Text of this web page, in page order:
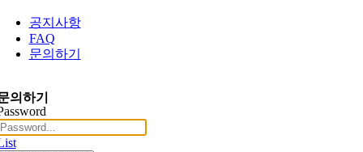
공지사항
FAQ
문의하기
의하기